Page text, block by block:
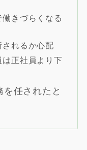
きづらくなる
れるか心配
正社員より下
任されたと